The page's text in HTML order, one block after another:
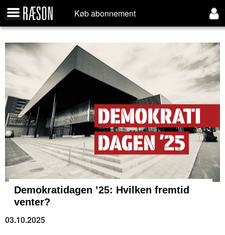
Køb abonnement
Demokratidagen ’25: Hvilken fremtid
venter?
03.10.2025